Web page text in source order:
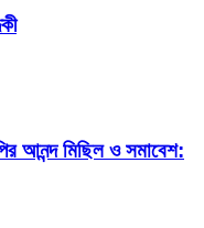
আনন্দ মিছিল ও সমাবেশ: